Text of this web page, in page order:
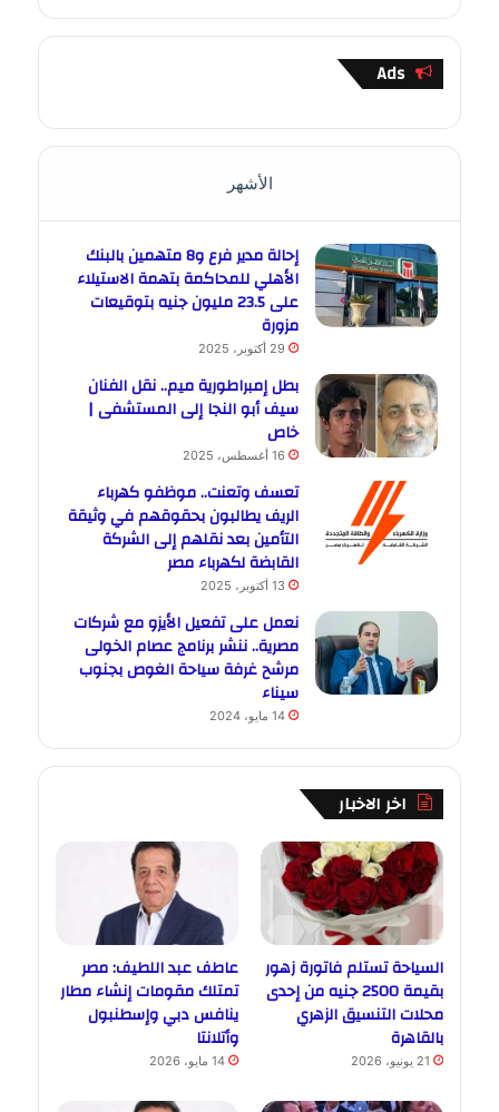
Ads
الأشهر
إحالة مدير فرع و8 متهمين بالبنك
الأهلي للمحاكمة بتهمة الاستيلاء
على 23.5 مليون جنيه بتوقيعات
مزورة
29 أكتوبر، 2025
بطل إمبراطورية ميم.. نقل الفنان
سيف أبو النجا إلى المستشفى |
خاص
16 أغسطس، 2025
تعسف وتعنت.. موظفو كهرباء
الريف يطالبون بحقوقهم في وثيقة
التأمين بعد نقلهم إلى الشركة
القابضة لكهرباء مصر
13 أكتوبر، 2025
نعمل على تفعيل الأيزو مع شركات
مصرية.. ننشر برنامج عصام الخولى
مرشح غرفة سياحة الغوص بجنوب
سيناء
14 مايو، 2024
اخر الاخبار
السياحة تستلم فاتورة زهور
بقيمة 2500 جنيه من إحدى
محلات التنسيق الزهري
بالقاهرة
21 يونيو، 2026
عاطف عبد اللطيف: مصر
تمتلك مقومات إنشاء مطار
ينافس دبي وإسطنبول
وأتلانتا
14 مايو، 2026